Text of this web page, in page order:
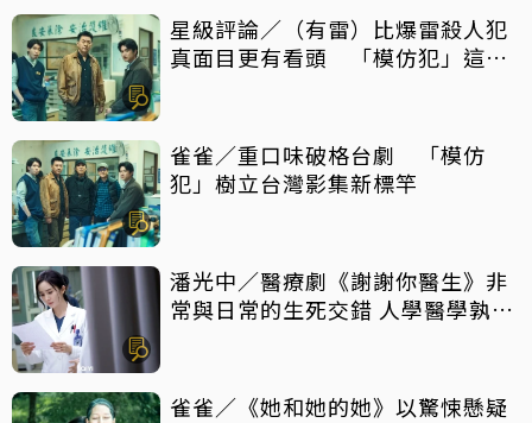
星級評論／（有雷）比爆雷殺人犯
真面目更有看頭 「模仿犯」這件
雀雀／重口味破格台劇 「模仿
犯」樹立台灣影集新標竿
潘光中／醫療劇《謝謝你醫生》非
常與日常的生死交錯 人學醫學孰輕
雀雀／《她和她的她》以驚悚懸疑